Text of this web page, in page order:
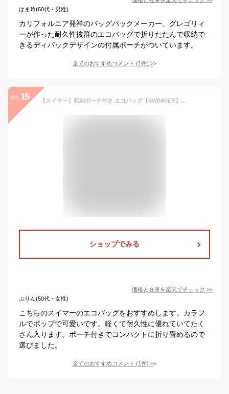
はま玲(60代・男性)
カリフォルニア発祥のバッグパックメーカー、グレゴリィ
ーが作った耐久性抜群のエコバッグで折りたたんで収納で
きるディパックデザインの付属ポーチがついています。
全てのおすすめコメント (1件) >
no. 15 【スイマー】収納ポーチ付き エコバッグ【SWIMMER】SWM-021 マイバッグ パティズ [あす楽]-イーグル-
ショップでみる
価格と在庫を楽天でチェック >>
ぷりん(50代・女性)
こちらのスイマーのエコバッグをおすすめします。カラフ
ルでポップで可愛いです。軽くて耐久性に優れていてたく
さん入ります。ポーチ付きでコンパクトに折り畳めるので
選びました。
全てのおすすめコメント (1件) >